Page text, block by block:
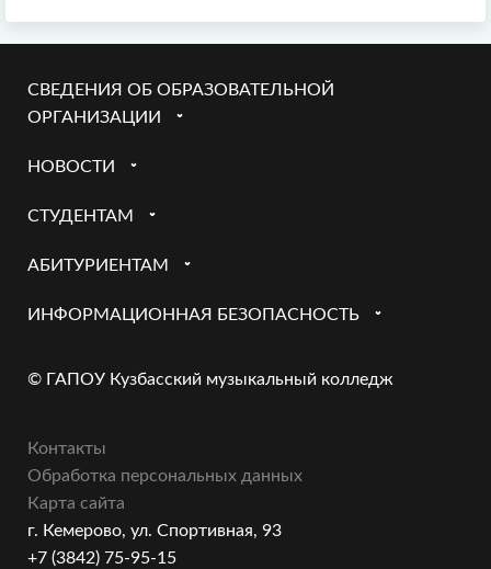
СВЕДЕНИЯ ОБ ОБРАЗОВАТЕЛЬНОЙ
ОРГАНИЗАЦИИ
НОВОСТИ
СТУДЕНТАМ
АБИТУРИЕНТАМ
ИНФОРМАЦИОННАЯ БЕЗОПАСНОСТЬ
© ГАПОУ Кузбасский музыкальный колледж
Контакты
Обработка персональных данных
Карта сайта
г. Кемерово, ул. Спортивная, 93
+7 (3842) 75-95-15